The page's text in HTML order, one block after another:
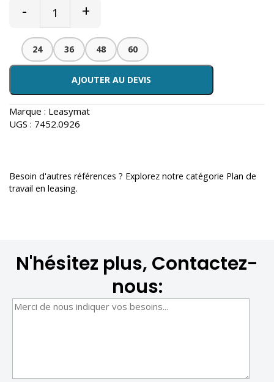
- +
24 36 48 60
AJOUTER AU DEVIS
Marque : Leasymat
UGS : 7452.0926
Besoin d'autres références ? Explorez notre catégorie Plan de
travail en leasing.
N'hésitez plus, Contactez-
nous: